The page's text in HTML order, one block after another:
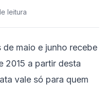
leitura
de maio e junho recebe
2015 a partir desta
vale só para quem